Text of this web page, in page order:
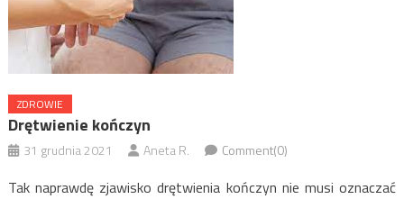
ZDROWIE
Drętwienie kończyn
31 grudnia 2021 Aneta R. Comment(0)
Tak naprawdę zjawisko drętwienia kończyn nie musi oznaczać